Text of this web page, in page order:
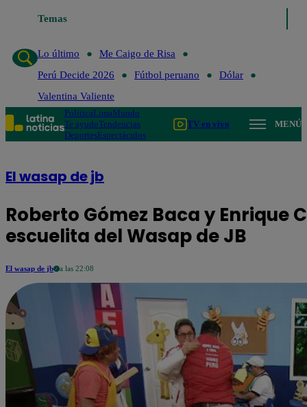
Temas
Lo último
Me Caigo de Risa
Perú Decide 2026
Fútbol peruano
Dólar
Valentina Valiente
PolíticaLimaMundo
Te ayudoTendencias
DeportesEspectáculos
TV en vivo MENÚ
El wasap de jb
Roberto Gómez Baca y Enrique
escuelita del Wasap de JB
El wasap de jb a las 22:08